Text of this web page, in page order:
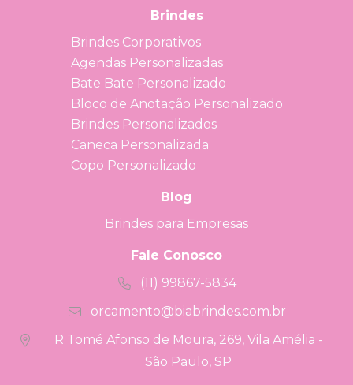
Brindes
Brindes Corporativos
Agendas Personalizadas
Bate Bate Personalizado
Bloco de Anotação Personalizado
Brindes Personalizados
Caneca Personalizada
Copo Personalizado
Blog
Brindes para Empresas
Fale Conosco
(11) 99867-5834
orcamento@biabrindes.com.br
R Tomé Afonso de Moura, 269, Vila Amélia -
São Paulo, SP